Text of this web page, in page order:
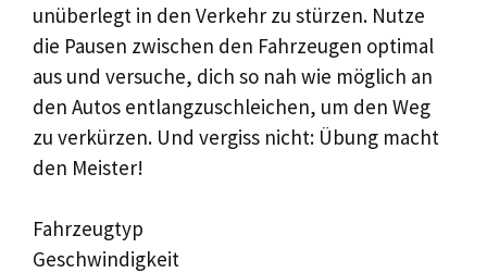
unüberlegt in den Verkehr zu stürzen. Nutze
die Pausen zwischen den Fahrzeugen optimal
aus und versuche, dich so nah wie möglich an
den Autos entlangzuschleichen, um den Weg
zu verkürzen. Und vergiss nicht: Übung macht
den Meister!
Fahrzeugtyp
Geschwindigkeit